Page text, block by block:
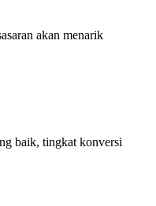
akan menarik
baik, tingkat konversi